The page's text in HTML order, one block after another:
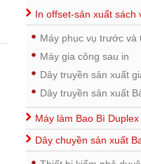
In offset-sản xuất sách
Máy phục vụ trước và
Máy gia công sau in
Dây truyền sản xuất
Dây truyền sản xuất
Máy làm Bao Bì Duplex
Dây chuyền sản xuất